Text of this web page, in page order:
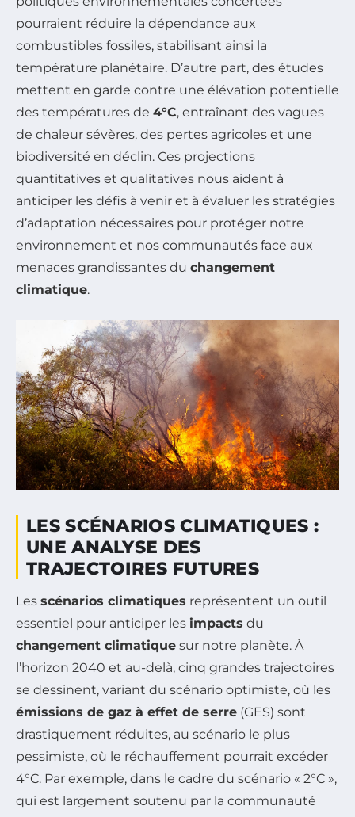
pourraient réduire la dépendance aux
combustibles fossiles, stabilisant ainsi la
température planétaire. D’autre part, des études
mettent en garde contre une élévation potentielle
des températures de 4°C, entraînant des vagues
de chaleur sévères, des pertes agricoles et une
biodiversité en déclin. Ces projections
quantitatives et qualitatives nous aident à
anticiper les défis à venir et à évaluer les stratégies
d’adaptation nécessaires pour protéger notre
environnement et nos communautés face aux
menaces grandissantes du changement
climatique.
LES SCÉNARIOS CLIMATIQUES :
UNE ANALYSE DES
TRAJECTOIRES FUTURES
Les scénarios climatiques représentent un outil
essentiel pour anticiper les impacts du
changement climatique sur notre planète. À
l’horizon 2040 et au-delà, cinq grandes trajectoires
se dessinent, variant du scénario optimiste, où les
émissions de gaz à effet de serre (GES) sont
drastiquement réduites, au scénario le plus
pessimiste, où le réchauffement pourrait excéder
4°C. Par exemple, dans le cadre du scénario « 2°C »,
qui est largement soutenu par la communauté